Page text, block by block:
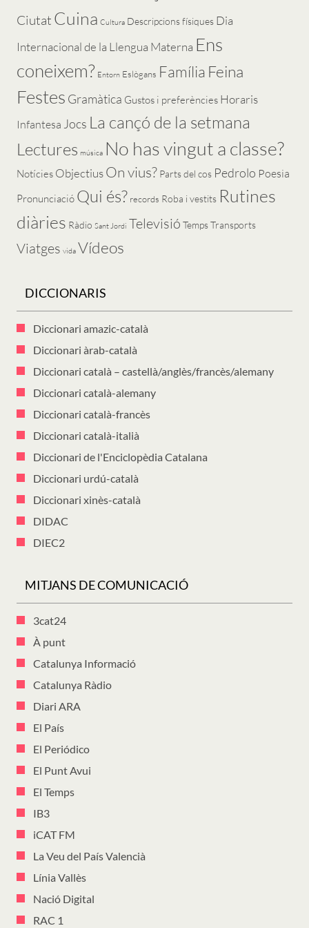
Ciutat Cuina Cultura Descripcions físiques Dia
Internacional de la Llengua Materna Ens
coneixem? Entorn Eslògans Família Feina
Festes Gramàtica Gustos i preferències Horaris
Infantesa Jocs La cançó de la setmana
Lectures música No has vingut a classe?
Notícies ObjectiusOn vius? Parts del cos Pedrolo Poesia
Pronunciació Qui és? records Roba i vestits Rutines
diàries Ràdio Sant Jordi Televisió TempsTransports
Viatges vida Vídeos
DICCIONARIS
Diccionari amazic-català
Diccionari àrab-català
Diccionari català – castellà/anglès/francès/alemany
Diccionari català-alemany
Diccionari català-francès
Diccionari català-italià
Diccionari de l'Enciclopèdia Catalana
Diccionari urdú-català
Diccionari xinès-català
DIDAC
DIEC2
MITJANS DE COMUNICACIÓ
3cat24
À punt
Catalunya Informació
Catalunya Ràdio
Diari ARA
El País
El Periódico
El Punt Avui
El Temps
IB3
iCAT FM
La Veu del País Valencià
Línia Vallès
Nació Digital
RAC 1